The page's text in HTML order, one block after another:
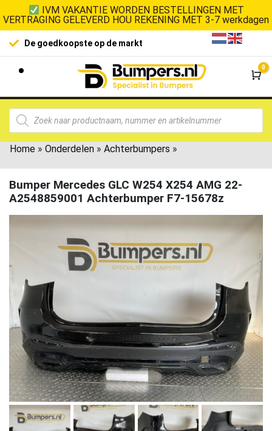
IVM VAKANTIE WORDEN BESTELLINGEN MET
VERTRAGING GELEVERD HOU REKENING MET 3-7 werkdagen
De goedkoopste op de markt
0
Home » Onderdelen » Achterbumpers »
Bumper Mercedes GLC W254 X254 AMG 22-
A2548859001 Achterbumper F7-15678z